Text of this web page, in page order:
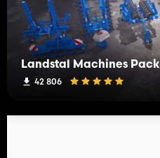
Landstal Machines Pack
42 806